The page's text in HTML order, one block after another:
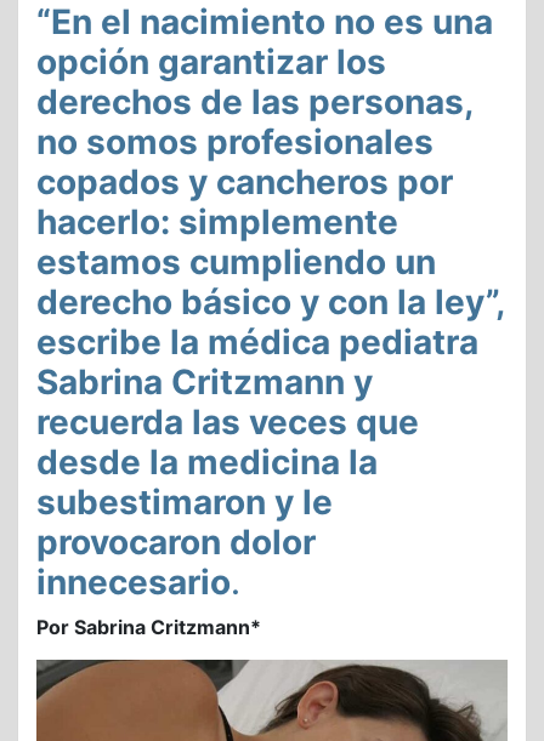
“En el nacimiento no es una
opción garantizar los
derechos de las personas,
no somos profesionales
copados y cancheros por
hacerlo: simplemente
estamos cumpliendo un
derecho básico y con la ley”,
escribe la médica pediatra
Sabrina Critzmann y
recuerda las veces que
desde la medicina la
subestimaron y le
provocaron dolor
innecesario.
Por Sabrina Critzmann*